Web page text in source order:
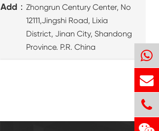
Add：Zhongrun Century Center, No
12111,Jingshi Road, Lixia
District, Jinan City, Shandong
Province. P.R. China